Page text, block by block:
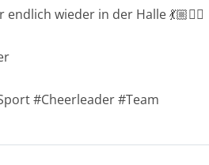
wieder in der Halle 💃🏼👯‍♀️
#Cheerleader #Team